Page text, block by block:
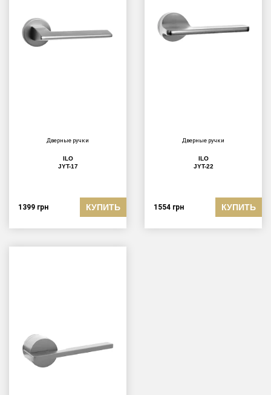
Дверные ручки
ILO
JYT-17
1399 грн КУПИТЬ
Дверные ручки
ILO
JYT-22
1554 грн КУПИТЬ